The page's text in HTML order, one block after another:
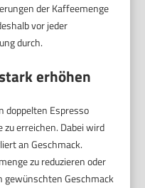
der Kaffeemenge
vor jeder
durch.
erhöhen
doppelten Espresso
erreichen. Dabei wird
an Geschmack.
zu reduzieren oder
gewünschten Geschmack